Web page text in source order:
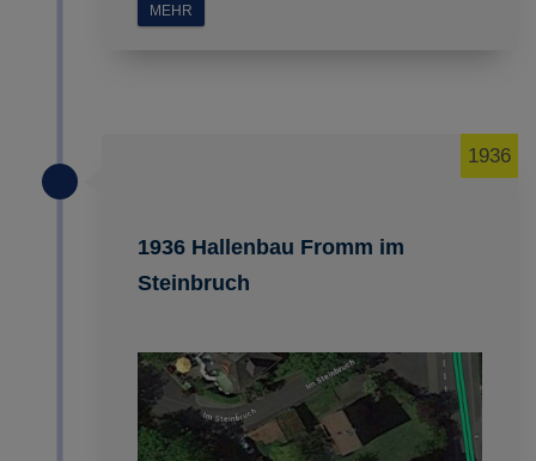
MEHR
1936 Hallenbau Fromm im
Steinbruch
1936